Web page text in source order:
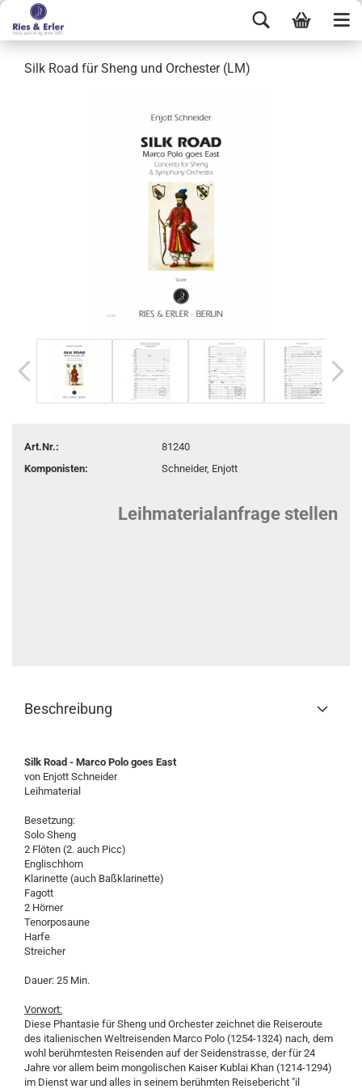
Silk Road für Sheng und Orchester (LM)
Art.Nr.:
81240
Komponisten:
Schneider, Enjott
Leihmaterialanfrage stellen
Beschreibung
Silk Road - Marco Polo goes East
von Enjott Schneider
Leihmaterial
Besetzung:
Solo Sheng
2 Flöten (2. auch Picc)
Englischhorn
Klarinette (auch Baßklarinette)
Fagott
2 Hörner
Tenorposaune
Harfe
Streicher
Dauer: 25 Min.
Vorwort:
Diese Phantasie für Sheng und Orchester zeichnet die Reiseroute
des italienischen Weltreisenden Marco Polo (1254-1324) nach, dem
wohl berühmtesten Reisenden auf der Seidenstrasse, der für 24
Jahre vor allem beim mongolischen Kaiser Kublai Khan (1214-1294)
im Dienst war und alles in seinem berühmten Reisebericht "il